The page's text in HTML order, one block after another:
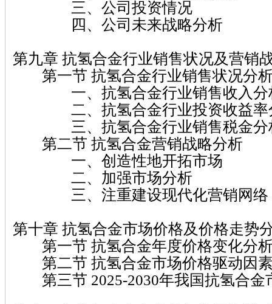
三、公司投资情况
四、公司未来战略分析
第九章 抗氢合金行业销售状况及营销
第一节 抗氢合金行业销售状况分
一、抗氢合金行业销售收入分
二、抗氢合金行业投资收益率
三、抗氢合金行业销售税金分
第二节 抗氢合金营销战略分析
一、创造性地开拓市场
二、加强市场分析
三、注重建设现代化营销网络
第十章 抗氢合金市场价格及价格走势
第一节 抗氢合金年度价格变化分
第二节 抗氢合金市场价格驱动因
第三节 2025-2030年我国抗氢合金